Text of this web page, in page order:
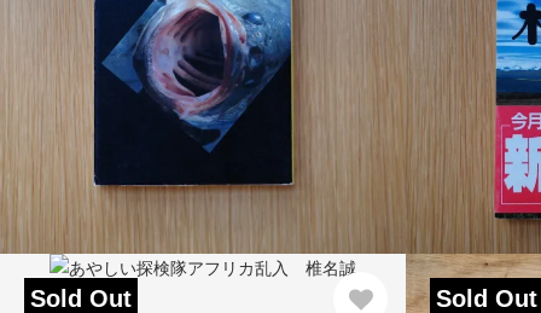
Sold Out Sold Out